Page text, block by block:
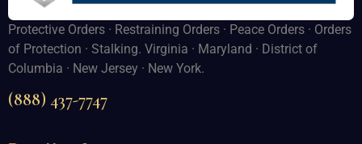
Protective Orders · Restraining Orders · Peace Orders · Orders
of Protection · Stalking. Virginia · Maryland · District of
Columbia · New Jersey · New York.
(888) 437-7747